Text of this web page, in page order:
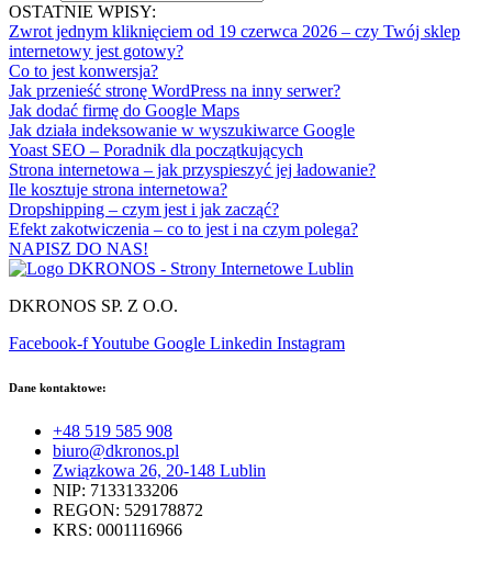
OSTATNIE WPISY:
Zwrot jednym kliknięciem od 19 czerwca 2026 – czy Twój sklep
internetowy jest gotowy?
Co to jest konwersja?
Jak przenieść stronę WordPress na inny serwer?
Jak dodać firmę do Google Maps
Jak działa indeksowanie w wyszukiwarce Google
Yoast SEO – Poradnik dla początkujących
Strona internetowa – jak przyspieszyć jej ładowanie?
Ile kosztuje strona internetowa?
Dropshipping – czym jest i jak zacząć?
Efekt zakotwiczenia – co to jest i na czym polega?
NAPISZ DO NAS!
DKRONOS SP. Z O.O.
Facebook-fYoutube Google Linkedin Instagram
Dane kontaktowe:
+48 519 585 908
biuro@dkronos.pl
Związkowa 26, 20-148 Lublin
NIP: 7133133206
REGON: 529178872
KRS: 0001116966